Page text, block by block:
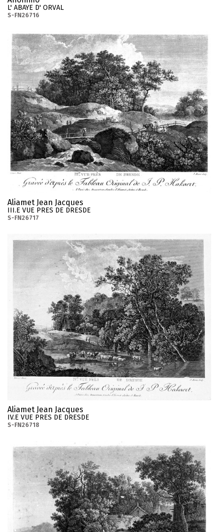
L' ABAYE D' ORVAL
S-FN26716
Aliamet Jean Jacques
III.E VUE PRES DE DRESDE
S-FN26717
Aliamet Jean Jacques
IV.E VUE PRES DE DRESDE
S-FN26718